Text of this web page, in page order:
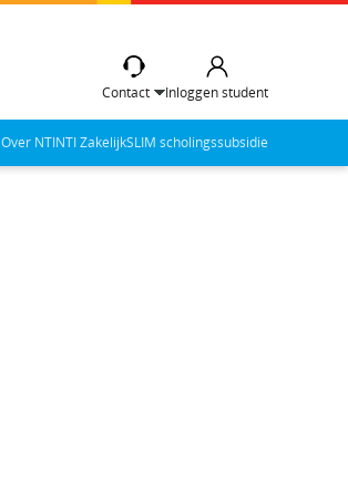
Contact Inloggen student
Over NTINTI ZakelijkSLIM scholingssubsidie